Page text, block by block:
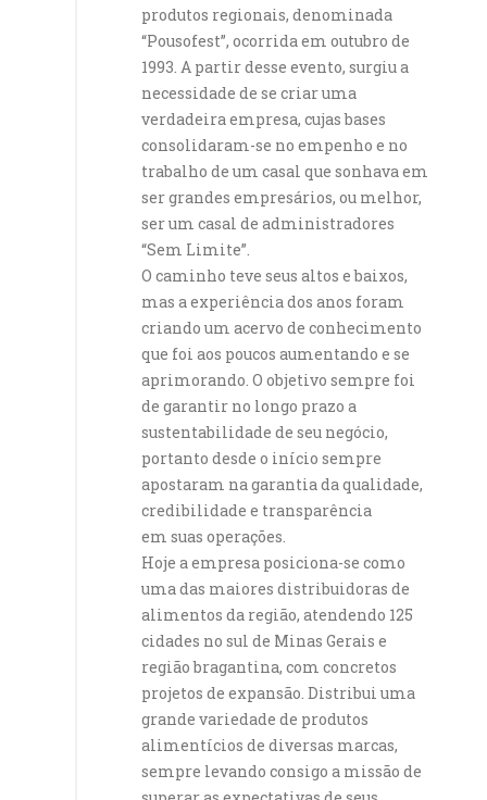
produtos regionais, denominada
“Pousofest”, ocorrida em outubro de
1993. A partir desse evento, surgiu a
necessidade de se criar uma
verdadeira empresa, cujas bases
consolidaram-se no empenho e no
trabalho de um casal que sonhava em
ser grandes empresários, ou melhor,
ser um casal de administradores
“Sem Limite”.
O caminho teve seus altos e baixos,
mas a experiência dos anos foram
criando um acervo de conhecimento
que foi aos poucos aumentando e se
aprimorando. O objetivo sempre foi
de garantir no longo prazo a
sustentabilidade de seu negócio,
portanto desde o início sempre
apostaram na garantia da qualidade,
credibilidade e transparência
em suas operações.
Hoje a empresa posiciona-se como
uma das maiores distribuidoras de
alimentos da região, atendendo 125
cidades no sul de Minas Gerais e
região bragantina, com concretos
projetos de expansão. Distribui uma
grande variedade de produtos
alimentícios de diversas marcas,
sempre levando consigo a missão de